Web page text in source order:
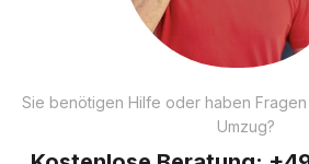
Sie benötigen Hilfe oder haben Fragen
Umzug?